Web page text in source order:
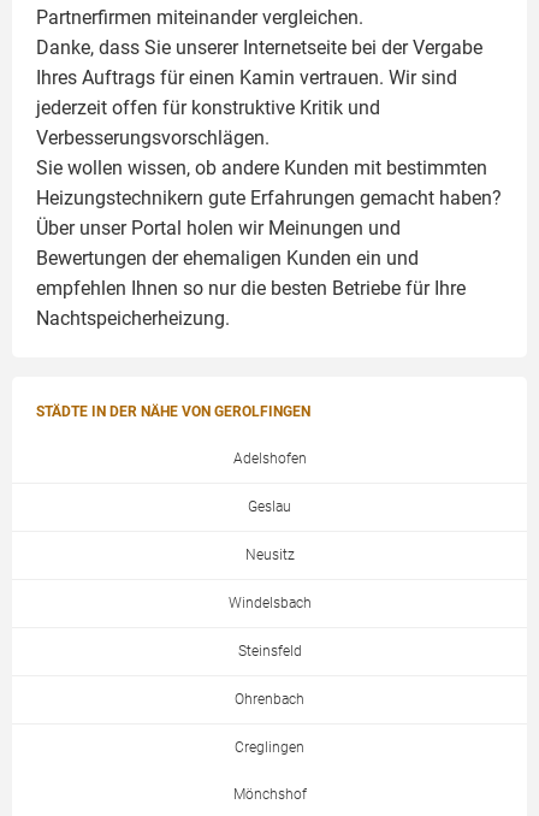
Partnerfirmen miteinander vergleichen.
Danke, dass Sie unserer Internetseite bei der Vergabe
Ihres Auftrags für einen Kamin vertrauen. Wir sind
jederzeit offen für konstruktive Kritik und
Verbesserungsvorschlägen.
Sie wollen wissen, ob andere Kunden mit bestimmten
Heizungstechnikern gute Erfahrungen gemacht haben?
Über unser Portal holen wir Meinungen und
Bewertungen der ehemaligen Kunden ein und
empfehlen Ihnen so nur die besten Betriebe für Ihre
Nachtspeicherheizung.
STÄDTE IN DER NÄHE VON GEROLFINGEN
Adelshofen
Geslau
Neusitz
Windelsbach
Steinsfeld
Ohrenbach
Creglingen
Mönchshof